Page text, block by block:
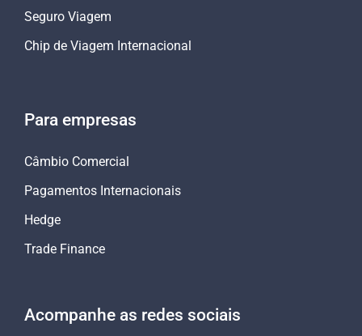
Seguro Viagem
Chip de Viagem Internacional
Para empresas
Câmbio Comercial
Pagamentos Internacionais
Hedge
Trade Finance
Acompanhe as redes sociais